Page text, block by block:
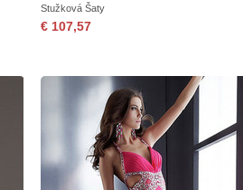
Stužková Šaty
€ 107,57